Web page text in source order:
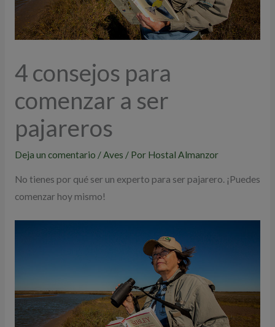
4 consejos para
comenzar a ser
pajareros
Deja un comentario /Aves / Por Hostal Almanzor
No tienes por qué ser un experto para ser pajarero. ¡Puedes
comenzar hoy mismo!